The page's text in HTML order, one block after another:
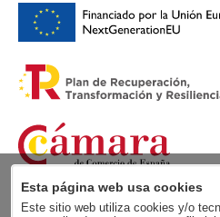
Esta página web usa cookies
Este sitio web utiliza cookies y/o